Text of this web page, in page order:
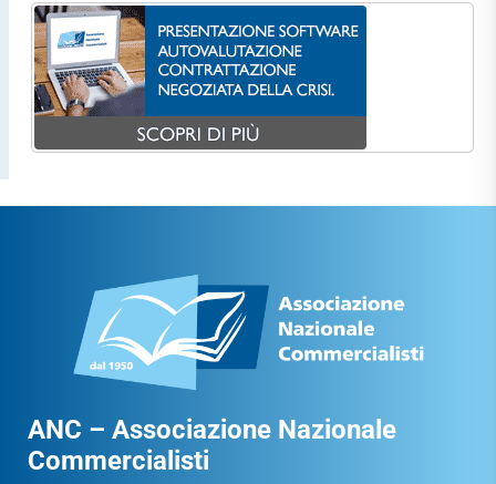
ANC – Associazione Nazionale
Commercialisti